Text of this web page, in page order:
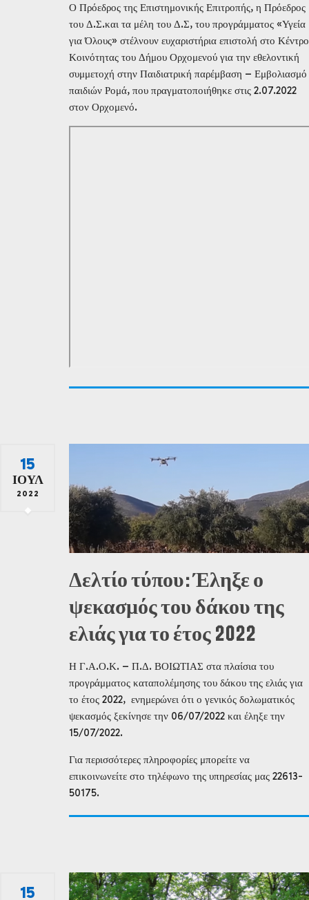
Ο Πρόεδρος της Επιστημονικής Επιτροπής, η Πρόεδρος
του Δ.Σ.και τα μέλη του Δ.Σ, του προγράμματος «Υγεία
για Όλους» στέλνουν ευχαριστήρια επιστολή στο Κέντρο
Κοινότητας του Δήμου Ορχομενού για την εθελοντική
συμμετοχή στην Παιδιατρική παρέμβαση – Εμβολιασμό
παιδιών Ρομά, που πραγματοποιήθηκε στις 2.07.2022
στον Ορχομενό.
15
ΙΟΎΛ
2022
Δελτίο τύπου: Έληξε ο
ψεκασμός του δάκου της
ελιάς για το έτος 2022
Η Γ.Α.Ο.Κ. – Π.Δ. ΒΟΙΩΤΙΑΣ στα πλαίσια του
προγράμματος καταπολέμησης του δάκου της ελιάς για
το έτος 2022, ενημερώνει ότι ο γενικός δολωματικός
ψεκασμός ξεκίνησε την 06/07/2022 και έληξε την
15/07/2022.
Για περισσότερες πληροφορίες μπορείτε να
επικοινωνείτε στο τηλέφωνο της υπηρεσίας μας 22613-
50175.
15